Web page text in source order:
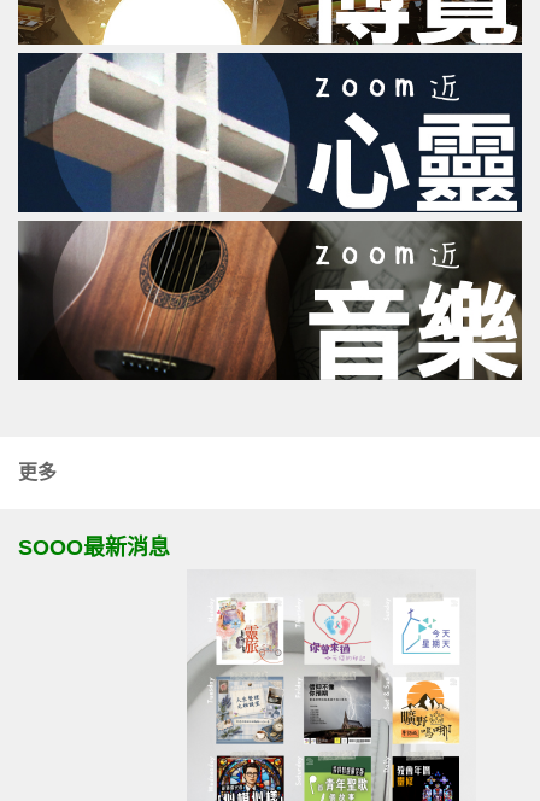
更多
SOOO最新消息